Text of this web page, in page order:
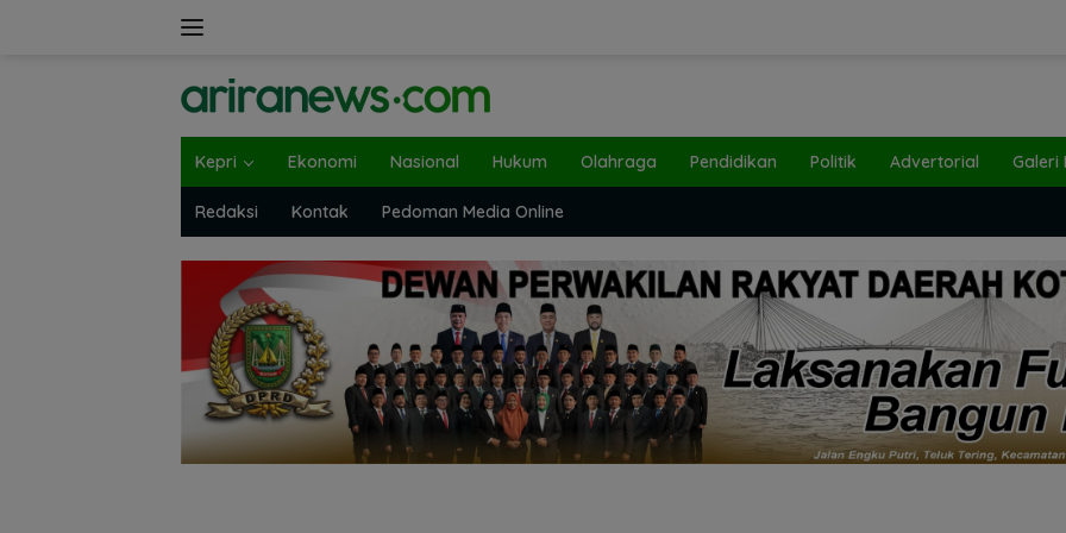
Kepri Ekonomi Nasional Hukum Olahraga Pendidikan Politik Advertorial Galeri
Redaksi Kontak Pedoman Media Online